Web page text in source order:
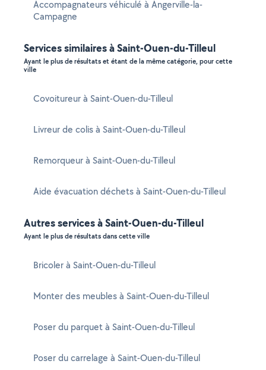
Accompagnateurs véhiculé à Angerville-la-
Campagne
Services similaires à Saint-Ouen-du-Tilleul
Ayant le plus de résultats et étant de la même catégorie, pour cette
ville
Covoitureur à Saint-Ouen-du-Tilleul
Livreur de colis à Saint-Ouen-du-Tilleul
Remorqueur à Saint-Ouen-du-Tilleul
Aide évacuation déchets à Saint-Ouen-du-Tilleul
Autres services à Saint-Ouen-du-Tilleul
Ayant le plus de résultats dans cette ville
Bricoler à Saint-Ouen-du-Tilleul
Monter des meubles à Saint-Ouen-du-Tilleul
Poser du parquet à Saint-Ouen-du-Tilleul
Poser du carrelage à Saint-Ouen-du-Tilleul